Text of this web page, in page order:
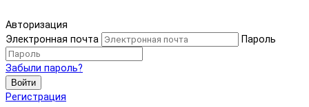
Авторизация
Электронная почта
Пароль
Забыли пароль?
Войти
Регистрация